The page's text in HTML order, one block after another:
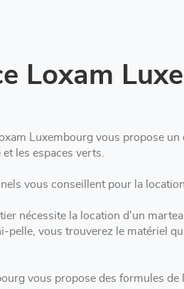
Loxam
Luxembourg vous propose
les espaces verts.
vous conseillent pour la location d'outillage
nécessite la location d'un
pelle, vous trouverez le matériel
vous propose des formules